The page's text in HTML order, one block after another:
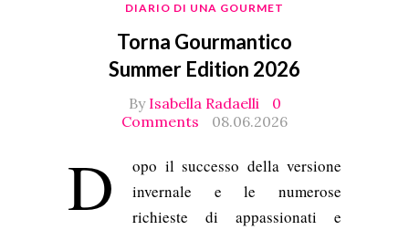
DIARIO DI UNA GOURMET
Torna Gourmantico
Summer Edition 2026
By Isabella Radaelli
0
Comments
08.06.2026
D
opo il successo della versione
invernale e le numerose
richieste di appassionati e